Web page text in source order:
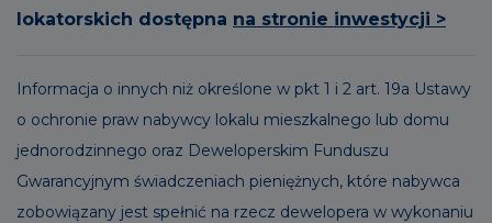
lokatorskich dostępna na stronie inwestycji >
Informacja o innych niż określone w pkt 1 i 2 art. 19a Ustawy
o ochronie praw nabywcy lokalu mieszkalnego lub domu
jednorodzinnego oraz Deweloperskim Funduszu
Gwarancyjnym świadczeniach pieniężnych, które nabywca
zobowiązany jest spełnić na rzecz dewelopera w wykonaniu